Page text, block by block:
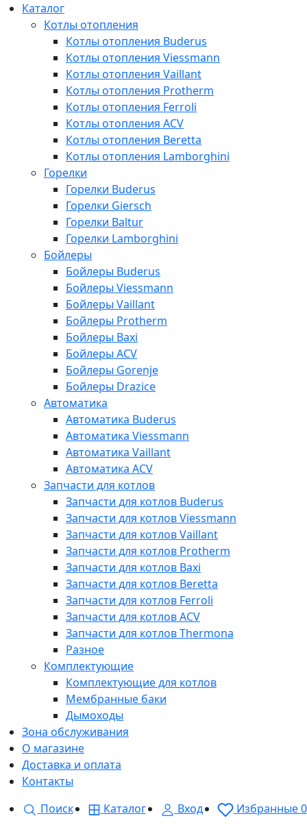
Каталог
Котлы отопления
Котлы отопления Buderus
Котлы отопления Viessmann
Котлы отопления Vaillant
Котлы отопления Protherm
Котлы отопления Ferroli
Котлы отопления ACV
Котлы отопления Beretta
Котлы отопления Lamborghini
Горелки
Горелки Buderus
Горелки Giersch
Горелки Baltur
Горелки Lamborghini
Бойлеры
Бойлеры Buderus
Бойлеры Viessmann
Бойлеры Vaillant
Бойлеры Protherm
Бойлеры Baxi
Бойлеры ACV
Бойлеры Gorenje
Бойлеры Drazice
Автоматика
Автоматика Buderus
Автоматика Viessmann
Автоматика Vaillant
Автоматика ACV
Запчасти для котлов
Запчасти для котлов Buderus
Запчасти для котлов Viessmann
Запчасти для котлов Vaillant
Запчасти для котлов Protherm
Запчасти для котлов Baxi
Запчасти для котлов Beretta
Запчасти для котлов Ferroli
Запчасти для котлов ACV
Запчасти для котлов Thermona
Разное
Комплектующие
Комплектующие для котлов
Мембранные баки
Дымоходы
Зона обслуживания
О магазине
Доставка и оплата
Контакты
Поиск
Каталог Вход Избранные0